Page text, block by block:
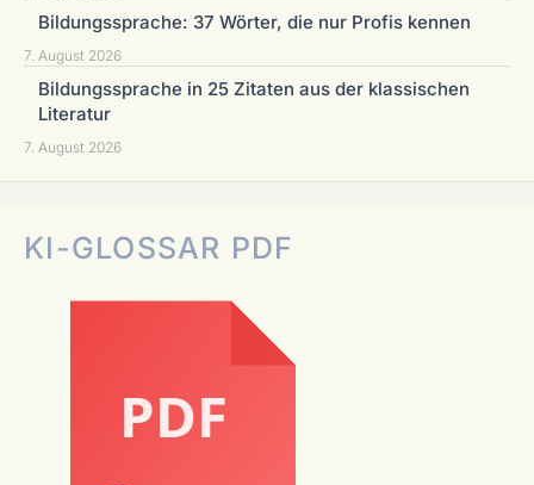
Bildungssprache: 37 Wörter, die nur Profis kennen
7. August 2026
Bildungssprache in 25 Zitaten aus der klassischen
Literatur
7. August 2026
KI-GLOSSAR PDF